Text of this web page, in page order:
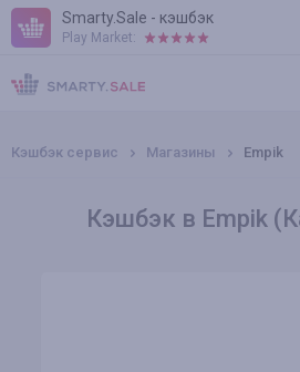
Smarty.Sale - кэшбэк
Play Market:
ПРАВИЛА
ПЛАГИНЫ
Кэшбэк сервис Магазины Empik
Кэшбэк в Empik